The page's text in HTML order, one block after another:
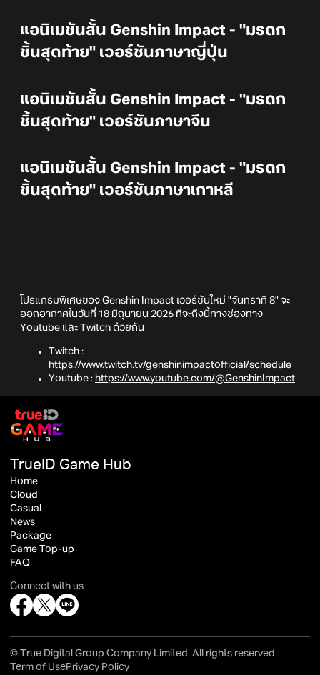
แอนิเมชันสั้น Genshin Impact - "มรดก
ชิ้นสุดท้าย" เวอร์ชันภาษาญี่ปุ่น
แอนิเมชันสั้น Genshin Impact - "มรดก
ชิ้นสุดท้าย" เวอร์ชันภาษาจีน
แอนิเมชันสั้น Genshin Impact - "มรดก
ชิ้นสุดท้าย" เวอร์ชันภาษาเกาหลี
โปรแกรมพิเศษของ Genshin Impact เวอร์ชันใหม่ "จันทราที่ 8" จะ
ออกอากาศในวันที่ 18 มิถุนายน 2026 ที่จะถึงนี้ทางช่องทาง
Youtube และ Twitch ด้วยกัน
Twitch :
https://www.twitch.tv/genshinimpactofficial/schedule
Youtube : https://www.youtube.com/@GenshinImpact
TrueID Game Hub
Home
Cloud
Casual
News
Package
Game Top-up
FAQ
Connect with us
© True Digital Group Company Limited. All rights reserved
Term of UsePrivacy Policy